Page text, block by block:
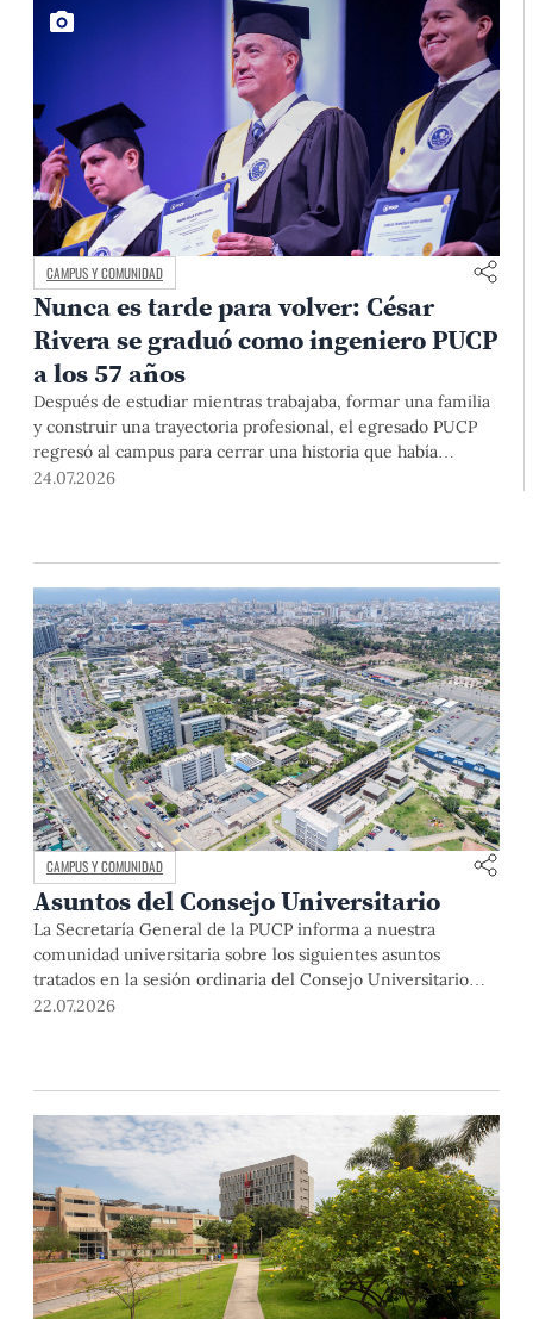
CAMPUS Y COMUNIDAD
Nunca es tarde para volver: César
Rivera se graduó como ingeniero PUCP
a los 57 años
Después de estudiar mientras trabajaba, formar una familia
y construir una trayectoria profesional, el egresado PUCP
regresó al campus para cerrar una historia que había
comenzado casi cuatro décadas atrás. En la ceremonia
24.07.2026
CAMPUS Y COMUNIDAD
Asuntos del Consejo Universitario
La Secretaría General de la PUCP informa a nuestra
comunidad universitaria sobre los siguientes asuntos
tratados en la sesión ordinaria del Consejo Universitario
que se realizó el día miércoles 1 de abril de 2026: El rector
22.07.2026